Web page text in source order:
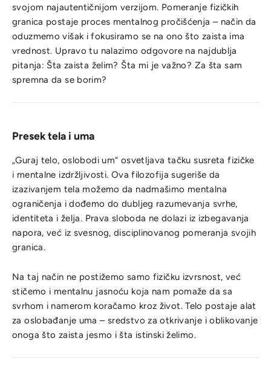
svojom najautentičnijom verzijom. Pomeranje fizičkih
granica postaje proces mentalnog pročišćenja – način da
oduzmemo višak i fokusiramo se na ono što zaista ima
vrednost. Upravo tu nalazimo odgovore na najdublja
pitanja: Šta zaista želim? Šta mi je važno? Za šta sam
spremna da se borim?
Presek tela i uma
„Guraj telo, oslobodi um“ osvetljava tačku susreta fizičke
i mentalne izdržljivosti. Ova filozofija sugeriše da
izazivanjem tela možemo da nadmašimo mentalna
ograničenja i dođemo do dubljeg razumevanja svrhe,
identiteta i želja. Prava sloboda ne dolazi iz izbegavanja
napora, već iz svesnog, disciplinovanog pomeranja svojih
granica.
Na taj način ne postižemo samo fizičku izvrsnost, već
stičemo i mentalnu jasnoću koja nam pomaže da sa
svrhom i namerom koračamo kroz život. Telo postaje alat
za oslobađanje uma – sredstvo za otkrivanje i oblikovanje
onoga što zaista jesmo i šta istinski želimo.